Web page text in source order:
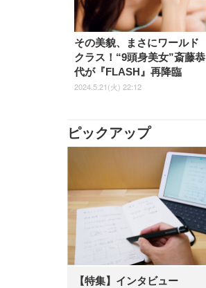
その美貌、まさにワールド
クラス！“9頭身美女”斎藤恭
代が『FLASH』再降臨
2024.5.21(火) 22:12
ピックアップ
【特集】インタビュー